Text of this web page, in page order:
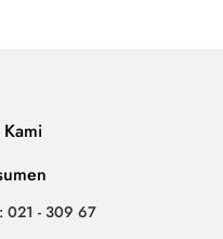
021 - 309 67